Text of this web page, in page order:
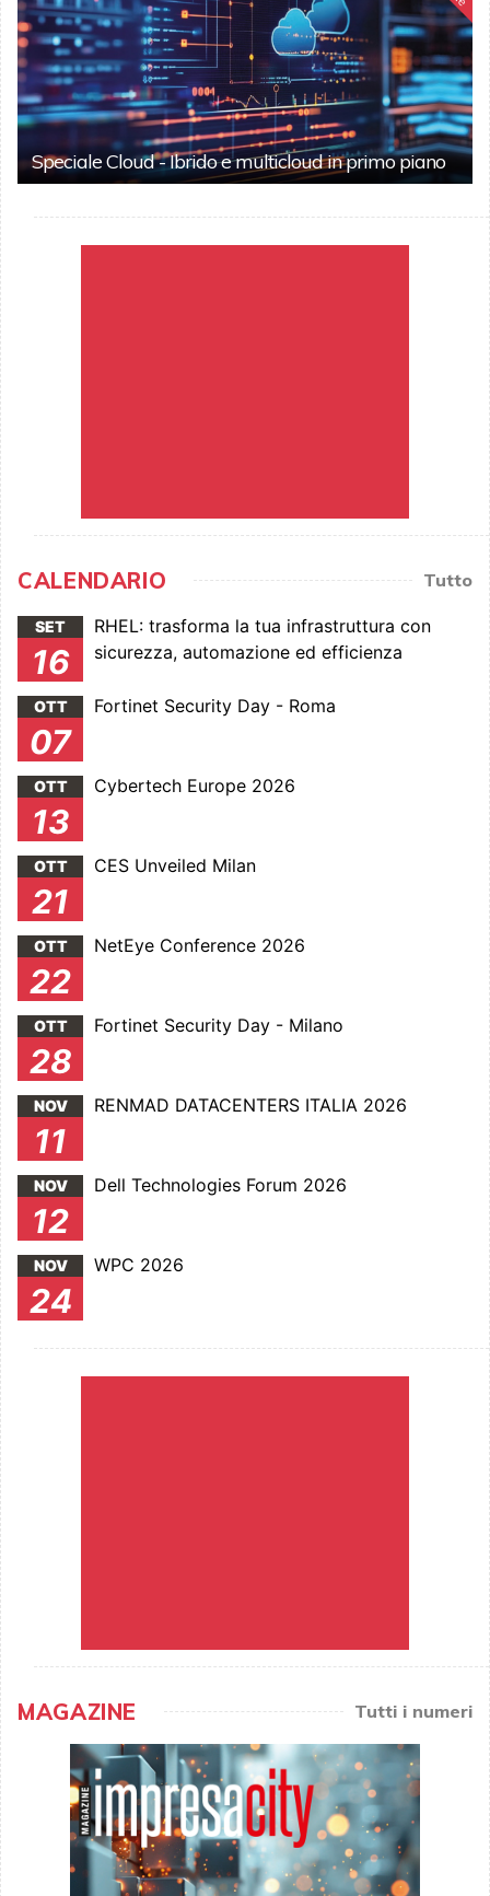
Speciale Cloud - Ibrido e multicloud in primo piano
CALENDARIO Tutto
SET
16
RHEL: trasforma la tua infrastruttura con
sicurezza, automazione ed efficienza
OTT
07
Fortinet Security Day - Roma
OTT
13
Cybertech Europe 2026
OTT
21
CES Unveiled Milan
OTT
22
NetEye Conference 2026
OTT
28
Fortinet Security Day - Milano
NOV
11
RENMAD DATACENTERS ITALIA 2026
NOV
12
Dell Technologies Forum 2026
NOV
24
WPC 2026
MAGAZINE Tutti i numeri